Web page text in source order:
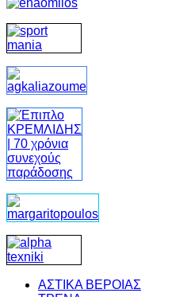
ΑΣΤΙΚΑ ΒΕΡΟΙΑΣ